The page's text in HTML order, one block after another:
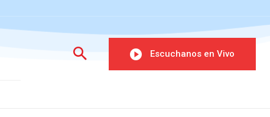
Escuchanos en Vivo